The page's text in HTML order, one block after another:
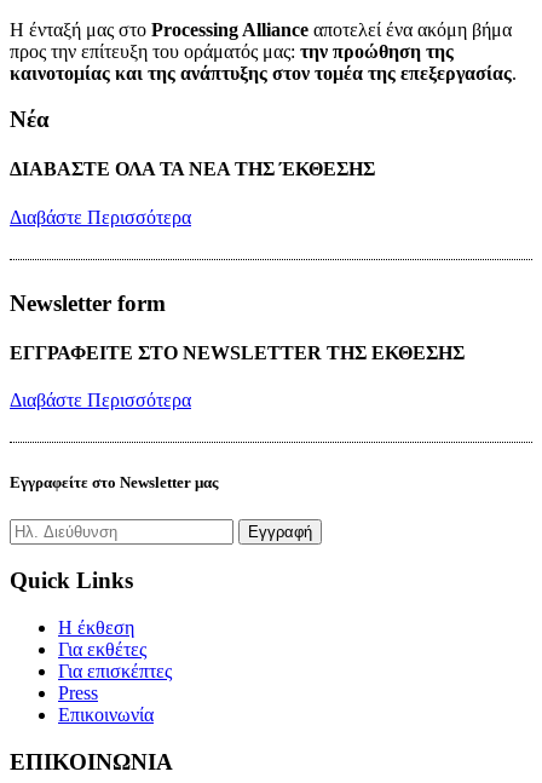
Η ένταξή μας στο Processing Alliance αποτελεί ένα ακόμη βήμα
προς την επίτευξη του οράματός μας: την προώθηση της
καινοτομίας και της ανάπτυξης στον τομέα της επεξεργασίας.
Νέα
ΔΙΑΒΑΣΤΕ ΟΛΑ ΤΑ ΝΕΑ ΤΗΣ ΈΚΘΕΣΗΣ
Διαβάστε Περισσότερα
Newsletter form
ΕΓΓΡΑΦΕΙΤΕ ΣΤΟ NEWSLETTER ΤΗΣ ΕΚΘΕΣΗΣ
Διαβάστε Περισσότερα
Εγγραφείτε στο Newsletter μας
Quick Links
H έκθεση
Για εκθέτες
Για επισκέπτες
Press
Επικοινωνία
ΕΠΙΚΟΙΝΩΝΙΑ